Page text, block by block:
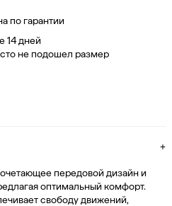
по гарантии
14 дней
не подошел размер
+
передовой дизайн и
оптимальный комфорт.
свободу движений,